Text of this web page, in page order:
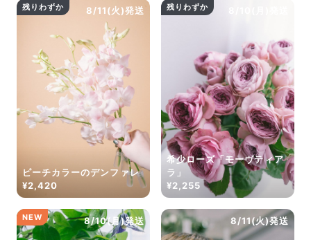
8/11(火)発送
残りわずか
ピーチカラーのデンファレ
¥2,420
残りわずか
希少ローズ「モーヴティア
ラ」
¥2,255
8/10(月)発送
NEW 8/11(火)発送